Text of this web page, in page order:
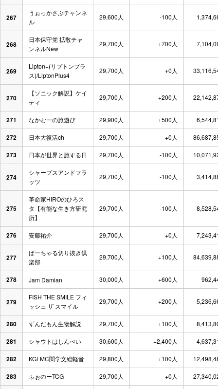
267
うぉっかさぶチャンネ
ル
29,600人 -100人
268
日本保守党 拡散チャ
ンネルNew
29,700人 +700人
269
Lipton+(リプトンプラ
ス)/LiptonPlus4
29,700人 +0人
270
【ソニック解説】ケイ
ティ
29,700人 +200人
271 なかむーの旅遊び 29,900人 +500人
272 日本大復活ch 29,700人 +0人
273 日本が世界と旅する日 29,700人 -100人
274
シャープスアンドフラ
ッツ
29,700人 -100人
275
革命家HIROのひろス
タ【有能な生き方研究
所】
29,700人 -100人
276 安藤祐介 29,700人 +0人
277
ばーちゃる切り抜き倶
楽部
29,700人 +100人
278 Jam Damian 30,000人 +600人
279
FISH THE SMILE フィ
ッシュ ザ スマイル
29,700人 +200人
280 ずんだもん生物解説 29,700人 +100人
281 シャウトはしんぺい 30,600人 +2,400人
282 KGLMC関学文総軽音 29,800人 +100人
283 ふぉのーTCG 29,700人 +0人